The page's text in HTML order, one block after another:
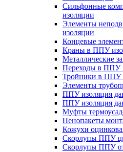
Cильфонные
изоляции
Элементы
изоляции
Концевые
Краны в ППУ
Металлические
Переходы в ППУ
Тройники в ППУ
Элементы
ППУ изоляция
ППУ изоляция
Муфты
Пенопакеты
Кожухи
Скорлупы ППУ
Скорлупы ППУ